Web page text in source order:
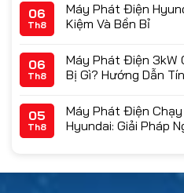
06
Th8
Máy Phát Điện
Kiệm Và Bền Bỉ
06
Th8
Máy Phát Điện 3kW
Bị Gì? Hướng Dẫn
05
Th8
Máy Phát Điện
Hyundai: Giải Pháp